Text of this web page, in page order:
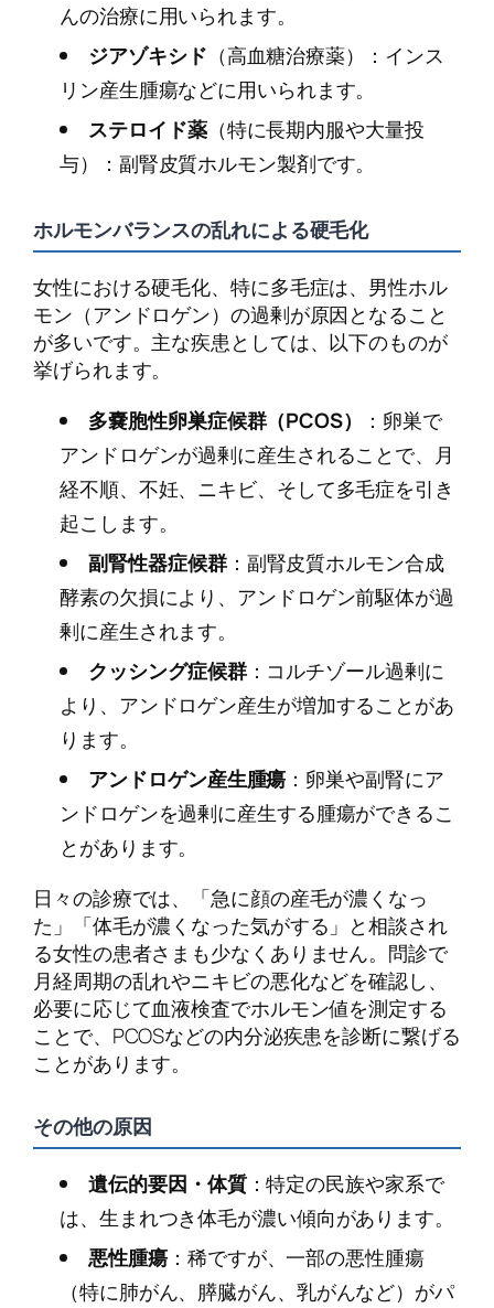
んの治療に用いられます。
ジアゾキシド （高血糖治療薬）：インス
リン産生腫瘍などに用いられます。
ステロイド薬（特に長期内服や大量投
与）：副腎皮質ホルモン製剤です。
ホルモンバランスの乱れによる硬毛化
女性における硬毛化、特に多毛症は、男性ホル
モン（アンドロゲン）の過剰が原因となること
が多いです。主な疾患としては、以下のものが
挙げられます。
多嚢胞性卵巣症候群（PCOS）
：卵巣で
アンドロゲンが過剰に産生されることで、月
経不順、不妊、ニキビ、そして多毛症を引き
起こします。
副腎性器症候群：副腎皮質ホルモン合成
酵素の欠損により、アンドロゲン前駆体が過
剰に産生されます。
クッシング症候群：コルチゾール過剰に
より、アンドロゲン産生が増加することがあ
ります。
アンドロゲン産生腫瘍 ：卵巣や副腎にア
ンドロゲンを過剰に産生する腫瘍ができるこ
とがあります。
日々の診療では、「急に顔の産毛が濃くなっ
た」「体毛が濃くなった気がする」と相談され
る女性の患者さまも少なくありません。問診で
月経周期の乱れやニキビの悪化などを確認し、
必要に応じて血液検査でホルモン値を測定する
ことで、PCOSなどの内分泌疾患を診断に繋げる
ことがあります。
その他の原因
遺伝的要因・体質：特定の民族や家系で
は、生まれつき体毛が濃い傾向があります。
悪性腫瘍 ：稀ですが、一部の悪性腫瘍
（特に肺がん、膵臓がん、乳がんなど）がパ